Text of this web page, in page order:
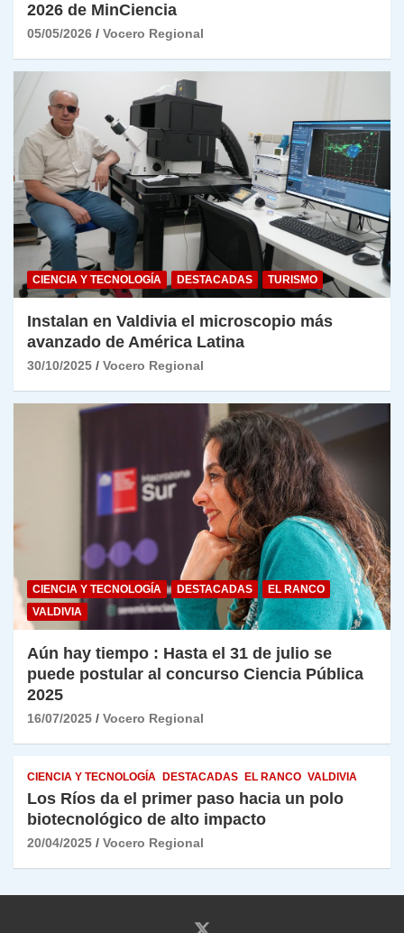
2026 de MinCiencia
05/05/2026 Vocero Regional
CIENCIA Y TECNOLOGÍA DESTACADAS TURISMO
Instalan en Valdivia el microscopio más
avanzado de América Latina
30/10/2025 Vocero Regional
CIENCIA Y TECNOLOGÍA DESTACADAS
EL RANCO
VALDIVIA
Aún hay tiempo : Hasta el 31 de julio se
puede postular al concurso Ciencia Pública
2025
16/07/2025 Vocero Regional
CIENCIA Y TECNOLOGÍA DESTACADAS EL RANCO VALDIVIA
Los Ríos da el primer paso hacia un polo
biotecnológico de alto impacto
20/04/2025 Vocero Regional